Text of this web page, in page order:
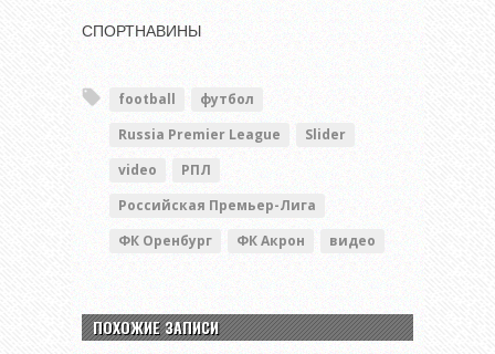
СПОРТНАВИНЫ
football
футбол
Russia Premier League
Slider
video
РПЛ
Российская Премьер-Лига
ФК Оренбург
ФК Акрон видео
ПОХОЖИЕ ЗАПИСИ